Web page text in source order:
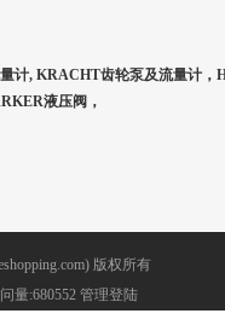
计, KRACHT齿轮泵及流量计，
液压阀，
版权所有
量:680552 管理登陆